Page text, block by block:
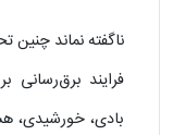
ناگفته نماند
فرایند برق‌رسانی
بادی، خورشیدی،